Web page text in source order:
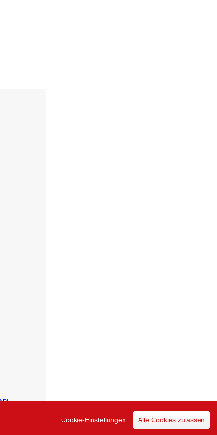
Cookie-Einstellungen Alle Cookies zulassen